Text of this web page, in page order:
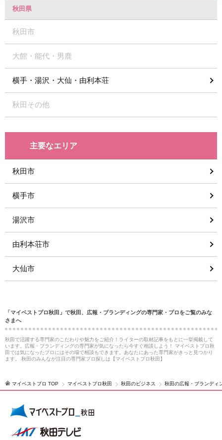
秋田県
秋田市
大館・能代・男鹿
横手・湯沢・大仙・由利本荘
秋田その他
主要なエリア
秋田市
横手市
湯沢市
由利本荘市
大仙市
「マイベストプロ秋田」で秋田、広報・ブランディングの専門家・プロをご覧のみな
さまへ
秋田で活躍する専門家のこだわりや魅力をご紹介！ライターの取材記事をもとに一挙掲載して
います。広報・ブランディングの専門家が気になったら今すぐ相談しよう！ マイベストプロ秋
田では気になったプロにはその場で相談もできます。あなたにあった専門家がきっと見つかり
ます。 秋田のみんなが注目の専門家プロ探しは【マイベストプロ秋田】
マイベストプロ TOP マイベストプロ秋田 秋田のビジネス 秋田の広報・ブランディ